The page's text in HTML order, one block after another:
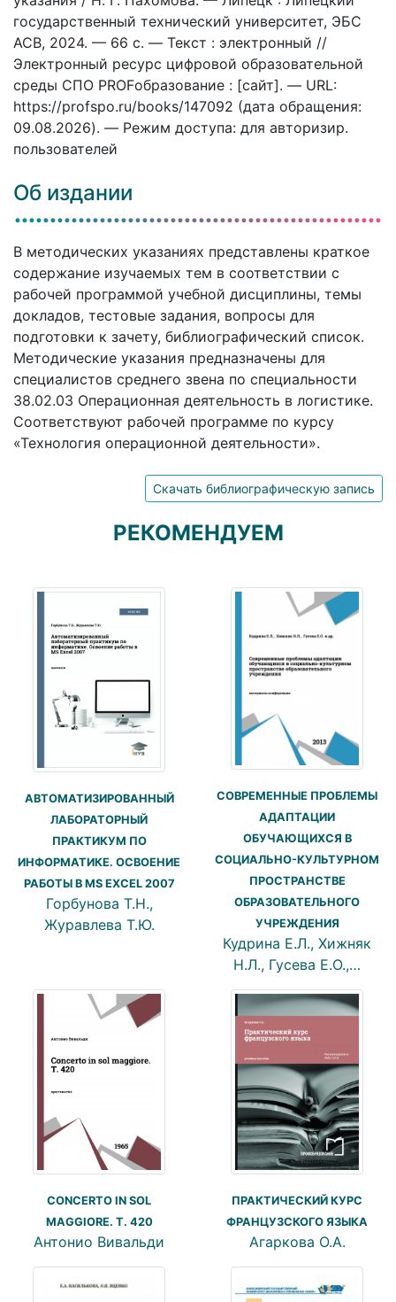
государственный технический университет, ЭБС
АСВ, 2024. — 66 c. — Текст : электронный //
Электронный ресурс цифровой образовательной
среды СПО PROFобразование : [сайт]. — URL:
https://profspo.ru/books/147092 (дата обращения:
09.08.2026). — Режим доступа: для авторизир.
пользователей
Об издании
В методических указаниях представлены краткое
содержание изучаемых тем в соответствии с
рабочей программой учебной дисциплины, темы
докладов, тестовые задания, вопросы для
подготовки к зачету, библиографический список.
Методические указания предназначены для
специалистов среднего звена по специальности
38.02.03 Операционная деятельность в логистике.
Соответствуют рабочей программе по курсу
«Технология операционной деятельности».
Скачать библиографическую запись
РЕКОМЕНДУЕМ
АВТОМАТИЗИРОВАННЫЙ
ЛАБОРАТОРНЫЙ
ПРАКТИКУМ ПО
ИНФОРМАТИКЕ. ОСВОЕНИЕ
РАБОТЫ В MS EXCEL 2007
Горбунова Т.Н.,
Журавлева Т.Ю.
СОВРЕМЕННЫЕ ПРОБЛЕМЫ
АДАПТАЦИИ
ОБУЧАЮЩИХСЯ В
СОЦИАЛЬНО-КУЛЬТУРНОМ
ПРОСТРАНСТВЕ
ОБРАЗОВАТЕЛЬНОГО
УЧРЕЖДЕНИЯ
Кудрина Е.Л., Хижняк
Н.Л., Гусева Е.О.,…
CONCERTO IN SOL
MAGGIORE. T. 420
Антонио Вивальди
ПРАКТИЧЕСКИЙ КУРС
ФРАНЦУЗСКОГО ЯЗЫКА
Агаркова О.А.